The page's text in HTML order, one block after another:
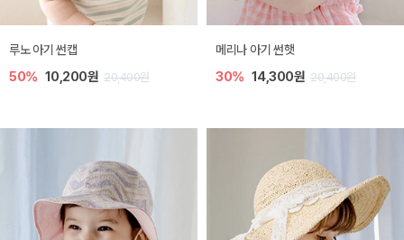
루노 아기 썬캡
50% 10,200원 20,400원
메리나 아기 썬햇
30% 14,300원 20,400원